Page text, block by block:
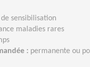
sensibilisation
maladies rares
: permanente ou